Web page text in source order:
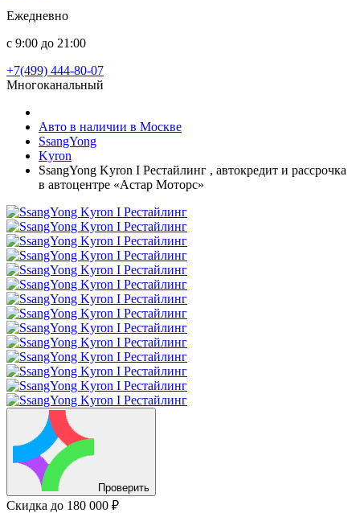
Ежедневно
с 9:00 до 21:00
+7(499) 444-80-07
Многоканальный
Авто в наличии в Москве
SsangYong
Kyron
SsangYong Kyron I Рестайлинг , автокредит и рассрочка
в автоцентре «Астар Моторс»
Проверить
Скидка до 180 000 ₽